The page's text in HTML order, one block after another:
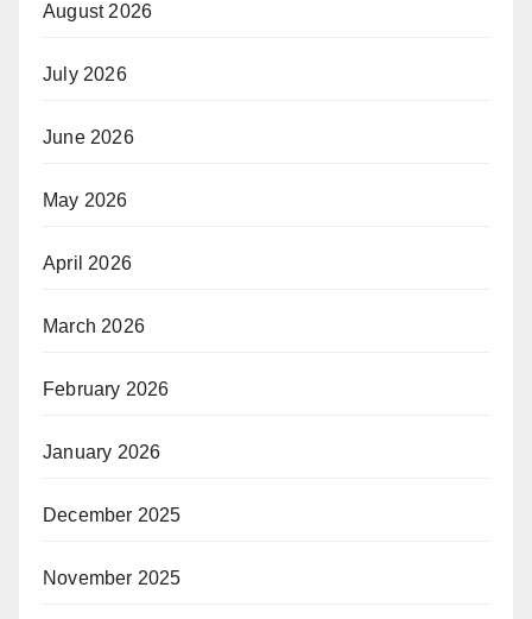
August 2026
July 2026
June 2026
May 2026
April 2026
March 2026
February 2026
January 2026
December 2025
November 2025